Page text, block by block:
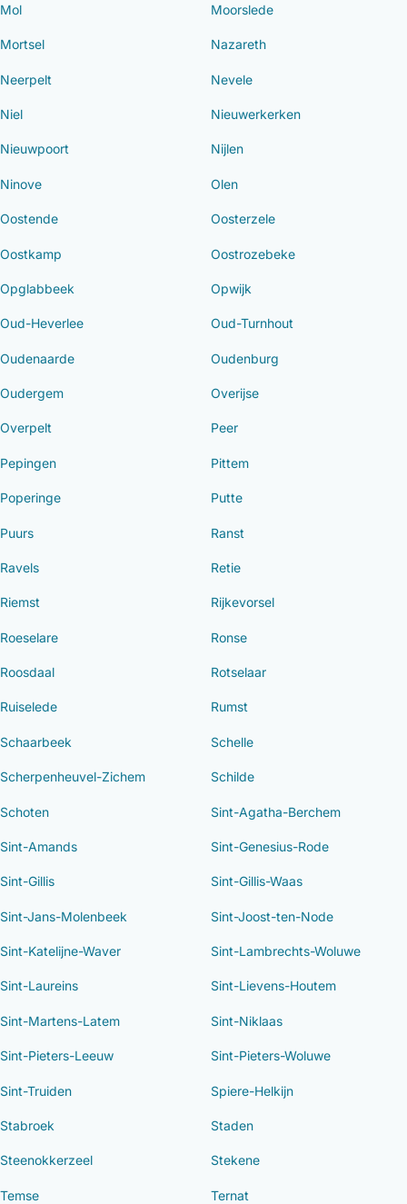
Mol Moorslede
Mortsel Nazareth
Neerpelt Nevele
Niel Nieuwerkerken
Nieuwpoort Nijlen
Ninove Olen
Oostende Oosterzele
Oostkamp Oostrozebeke
Opglabbeek Opwijk
Oud-Heverlee Oud-Turnhout
Oudenaarde Oudenburg
Oudergem Overijse
Overpelt Peer
Pepingen Pittem
Poperinge Putte
Puurs Ranst
Ravels Retie
Riemst Rijkevorsel
Roeselare Ronse
Roosdaal Rotselaar
Ruiselede Rumst
Schaarbeek Schelle
Scherpenheuvel-Zichem Schilde
Schoten Sint-Agatha-Berchem
Sint-Amands Sint-Genesius-Rode
Sint-Gillis Sint-Gillis-Waas
Sint-Jans-Molenbeek Sint-Joost-ten-Node
Sint-Katelijne-Waver Sint-Lambrechts-Woluwe
Sint-Laureins Sint-Lievens-Houtem
Sint-Martens-Latem Sint-Niklaas
Sint-Pieters-Leeuw Sint-Pieters-Woluwe
Sint-Truiden Spiere-Helkijn
Stabroek Staden
Steenokkerzeel Stekene
Temse Ternat